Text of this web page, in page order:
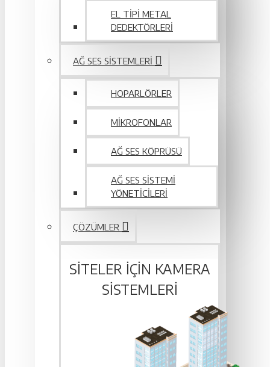
EL TIPI METAL
DEDEKTÖRLERI
AĞ SES SISTEMLERI
HOPARLÖRLER
MIKROFONLAR
AĞ SES KÖPRÜSÜ
AĞ SES SISTEMI
YÖNETICILERI
ÇÖZÜMLER
SITELER IÇIN KAMERA
SISTEMLERI